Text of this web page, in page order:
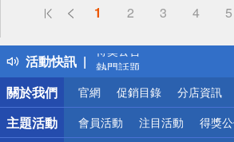
1 2 3 4 5
活動快訊
偏遠地區配送
得獎公告
熱門話題
銀行優惠
偏遠地區配送
詐騙網頁！請小心！
關於我們
官網 促銷目錄 分店資訊
主題活動 會員活動 注目活動 得獎